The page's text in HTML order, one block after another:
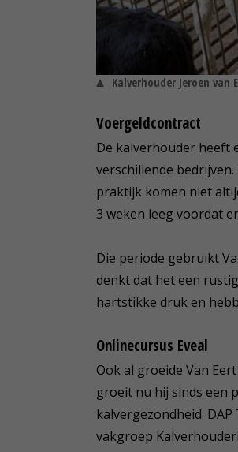
Kalverhouder Jeroen
Voergeldcontract
De kalverhouder heeft
verschillende
praktijk komen niet
3 weken leeg voordat
Die periode gebruikt
denkt dat het een
hartstikke druk en
Onlinecursus Eveal
Ook al groeide Van
groeit nu hij sinds een
kalvergezondheid.
vakgroep